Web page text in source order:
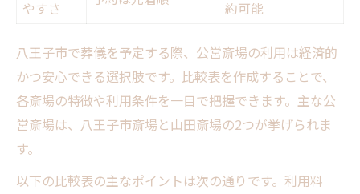
やすさ
約可能
八王子市で葬儀を予定する際、公営斎場の利用は経済的
かつ安心できる選択肢です。比較表を作成することで、
各斎場の特徴や利用条件を一目で把握できます。主な公
営斎場は、八王子市斎場と山田斎場の2つが挙げられま
す。
以下の比較表の主なポイントは次の通りです。利用料